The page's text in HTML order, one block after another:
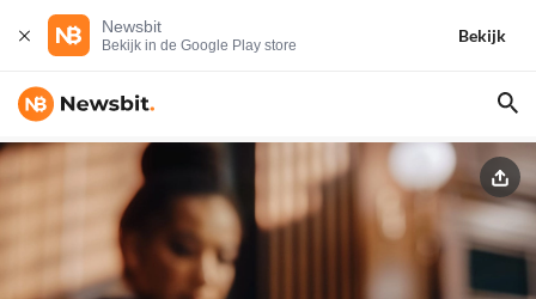
Newsbit
Bekijk in de Google Play store
Bekijk